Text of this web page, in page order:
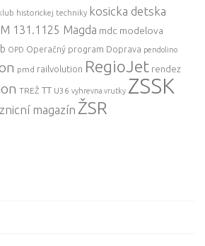
historickej techniky kosicka detska
M 131.1125 Magda mdc modelova
OPD Operačný program Doprava pendolino
pmd railvolution RegioJet rendez
TREŽ TT U36 vyhrevna vrutky ZSSK
magazín ŽSR